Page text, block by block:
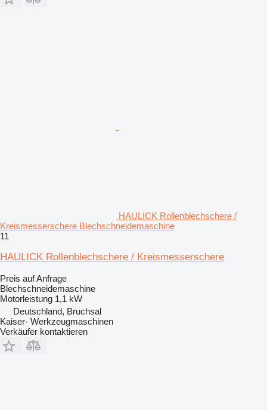
HAULICK Rollenblechschere /
Kreismesserschere Blechschneidemaschine
11
HAULICK Rollenblechschere / Kreismesserschere
Preis auf Anfrage
Blechschneidemaschine
Motorleistung 1,1 kW
Deutschland, Bruchsal
Kaiser- Werkzeugmaschinen
Verkäufer kontaktieren